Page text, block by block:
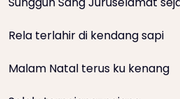
Rela terlahir di kendang sapi
Malam Natal terus ku kenang